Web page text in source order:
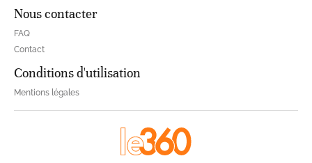
Nous contacter
FAQ
Contact
Conditions d'utilisation
Mentions légales